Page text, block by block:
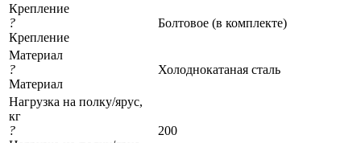
Крепление
?
Крепление
Болтовое (в комплекте)
Материал
?
Материал
Холоднокатаная сталь
Нагрузка на полку/ярус,
кг
?
200